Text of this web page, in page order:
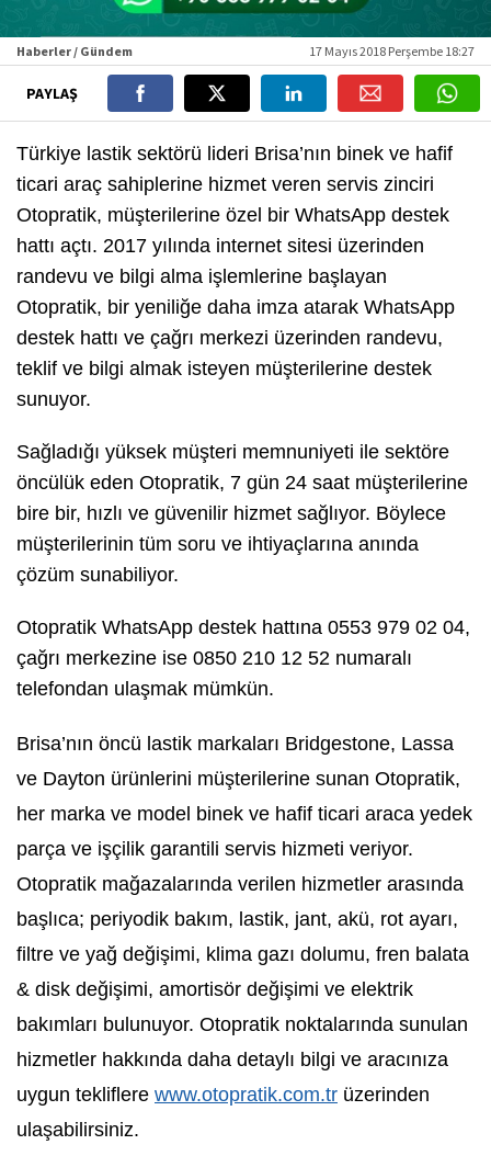
Haberler / Gündem 17 Mayıs 2018 Perşembe 18:27
PAYLAŞ
Türkiye lastik sektörü lideri Brisa’nın binek ve hafif
ticari araç sahiplerine hizmet veren servis zinciri
Otopratik, müşterilerine özel bir WhatsApp destek
hattı açtı. 2017 yılında internet sitesi üzerinden
randevu ve bilgi alma işlemlerine başlayan
Otopratik, bir yeniliğe daha imza atarak WhatsApp
destek hattı ve çağrı merkezi üzerinden randevu,
teklif ve bilgi almak isteyen müşterilerine destek
sunuyor.
Sağladığı yüksek müşteri memnuniyeti ile sektöre
öncülük eden Otopratik, 7 gün 24 saat müşterilerine
bire bir, hızlı ve güvenilir hizmet sağlıyor. Böylece
müşterilerinin tüm soru ve ihtiyaçlarına anında
çözüm sunabiliyor.
Otopratik WhatsApp destek hattına 0553 979 02 04,
çağrı merkezine ise 0850 210 12 52 numaralı
telefondan ulaşmak mümkün.
Brisa’nın öncü lastik markaları Bridgestone, Lassa
ve Dayton ürünlerini müşterilerine sunan Otopratik,
her marka ve model binek ve hafif ticari araca yedek
parça ve işçilik garantili servis hizmeti veriyor.
Otopratik mağazalarında verilen hizmetler arasında
başlıca; periyodik bakım, lastik, jant, akü, rot ayarı,
filtre ve yağ değişimi, klima gazı dolumu, fren balata
& disk değişimi, amortisör değişimi ve elektrik
bakımları bulunuyor. Otopratik noktalarında sunulan
hizmetler hakkında daha detaylı bilgi ve aracınıza
uygun tekliflere www.otopratik.com.tr üzerinden
ulaşabilirsiniz.